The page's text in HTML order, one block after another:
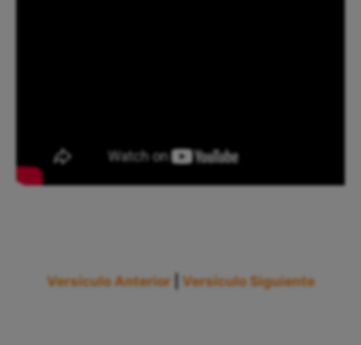
Versículo Anterior Versículo Siguiente